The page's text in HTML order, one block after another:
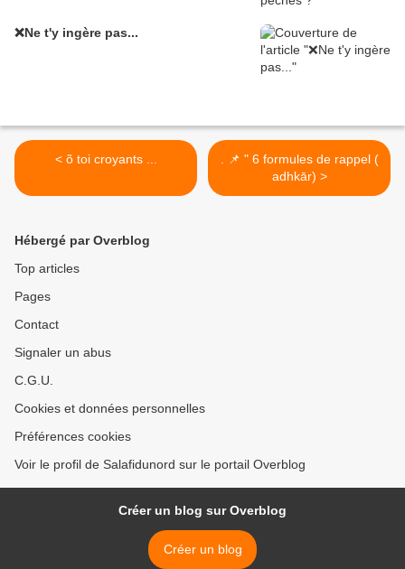
❌Ne t'y ingère pas...
< õ toi croyants ...
adhkār) >
Hébergé par Overblog
Top articles
Pages
Contact
Signaler un abus
C.G.U.
Cookies et données personnelles
Préférences cookies
Voir le profil de Salafidunord sur le portail Overblog
Créer un blog sur Overblog
Créer un blog